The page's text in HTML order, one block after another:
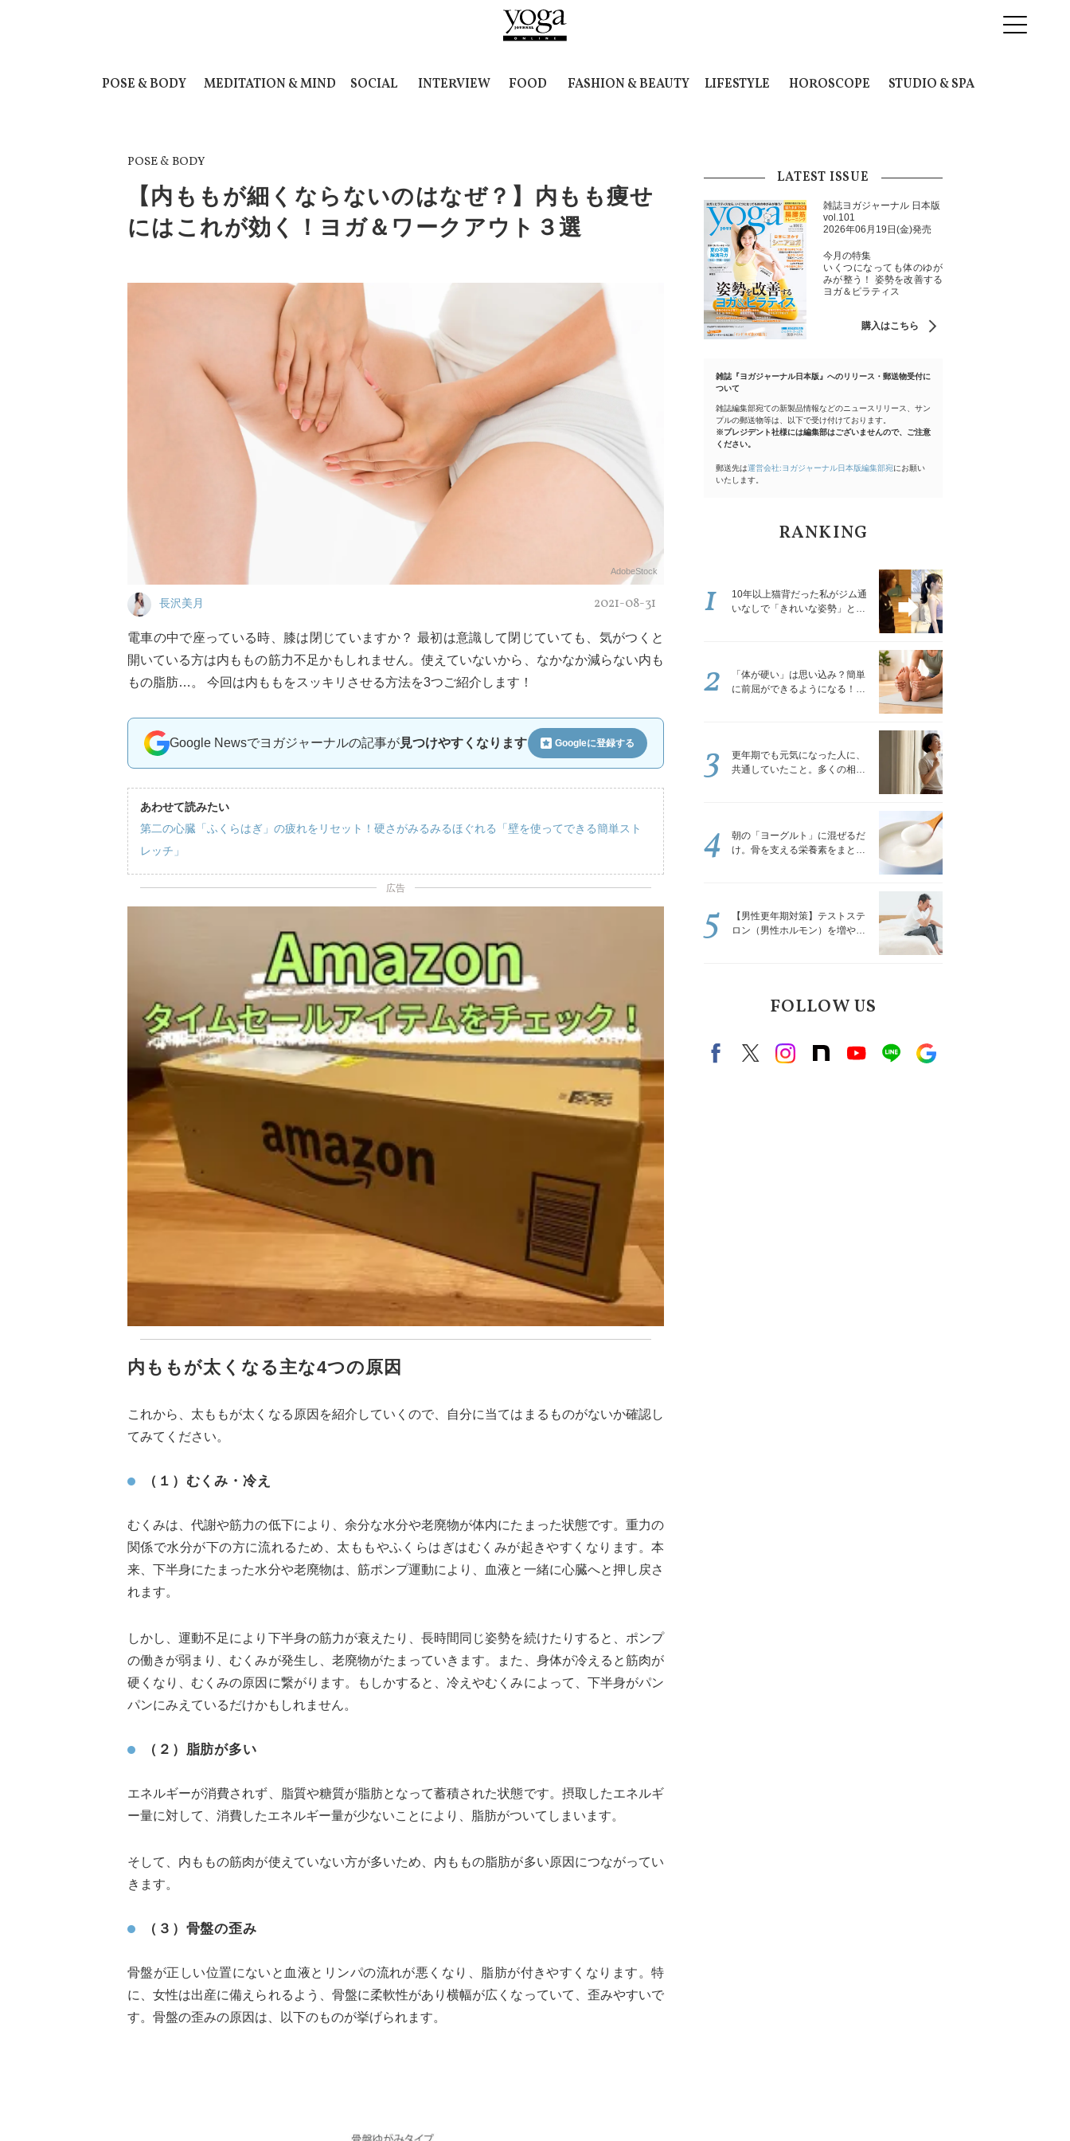
POSE & BODY MEDITATION & MIND SOCIAL INTERVIEW FOOD FASHION & BEAUTY LIFESTYLE HOROSCOPE STUDIO & SPA
POSE & BODY
【内ももが細くならないのはなぜ？】内もも痩せ
にはこれが効く！ヨガ＆ワークアウト３選
AdobeStock
長沢美月 2021-08-31
電車の中で座っている時、膝は閉じていますか？ 最初は意識して閉じていても、気がつくと
開いている方は内ももの筋力不足かもしれません。使えていないから、なかなか減らない内も
もの脂肪…。 今回は内ももをスッキリさせる方法を3つご紹介します！
Google Newsでヨガジャーナルの記事が見つけやすくなります Googleに登録する
あわせて読みたい
第二の心臓「ふくらはぎ」の疲れをリセット！硬さがみるみるほぐれる「壁を使ってできる簡単スト
レッチ」
広告
内ももが太くなる主な4つの原因
これから、太ももが太くなる原因を紹介していくので、自分に当てはまるものがないか確認し
てみてください。
（１）むくみ・冷え
むくみは、代謝や筋力の低下により、余分な水分や老廃物が体内にたまった状態です。重力の
関係で水分が下の方に流れるため、太ももやふくらはぎはむくみが起きやすくなります。本
来、下半身にたまった水分や老廃物は、筋ポンプ運動により、血液と一緒に心臓へと押し戻さ
れます。
しかし、運動不足により下半身の筋力が衰えたり、長時間同じ姿勢を続けたりすると、ポンプ
の働きが弱まり、むくみが発生し、老廃物がたまっていきます。また、身体が冷えると筋肉が
硬くなり、むくみの原因に繋がります。もしかすると、冷えやむくみによって、下半身がパン
パンにみえているだけかもしれません。
（２）脂肪が多い
エネルギーが消費されず、脂質や糖質が脂肪となって蓄積された状態です。摂取したエネルギ
ー量に対して、消費したエネルギー量が少ないことにより、脂肪がついてしまいます。
そして、内ももの筋肉が使えていない方が多いため、内ももの脂肪が多い原因につながってい
きます。
（３）骨盤の歪み
骨盤が正しい位置にないと血液とリンパの流れが悪くなり、脂肪が付きやすくなります。特
に、女性は出産に備えられるよう、骨盤に柔軟性があり横幅が広くなっていて、歪みやすいで
す。骨盤の歪みの原因は、以下のものが挙げられます。
LATEST ISSUE
雑誌ヨガジャーナル 日本版
vol.101
2026年06月19日(金)発売
今月の特集
いくつになっても体のゆが
みが整う！ 姿勢を改善する
ヨガ＆ピラティス
購入はこちら
雑誌『ヨガジャーナル日本版』へのリリース・郵送物受付に
ついて
雑誌編集部宛ての新製品情報などのニュースリリース、サン
プルの郵送物等は、以下で受け付けております。
※プレジデント社様には編集部はございませんので、ご注意
ください。
郵送先は運営会社:ヨガジャーナル日本版編集部宛にお願い
いたします。
RANKING
10年以上猫背だった私がジム通
いなしで「きれいな姿勢」と褒
1
「体が硬い」は思い込み？簡単
に前屈ができるようになる！腿
2
更年期でも元気になった人に、
共通していたこと。多くの相談
3
朝の「ヨーグルト」に混ぜるだ
け。骨を支える栄養素をまとめ
4
【男性更年期対策】テストステ
ロン（男性ホルモン）を増やす
5
FOLLOW US
FacebookX（旧twitter）
instagram
note Youtubeline